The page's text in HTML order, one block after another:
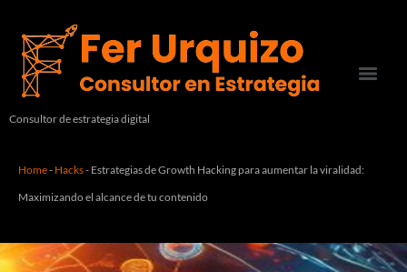
Consultor de estrategia digital
Home- Hacks- Estrategias de Growth Hacking para aumentar la viralidad:
Maximizando el alcance de tu contenido